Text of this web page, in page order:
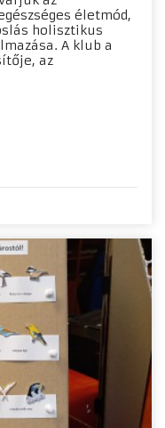
életmód,
holisztikus
A klub a
az